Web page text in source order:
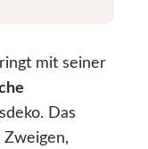
mit seiner
Das
Zweigen,